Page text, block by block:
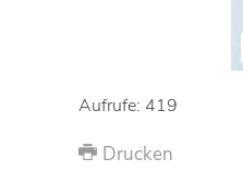
Aufrufe: 419
Drucken